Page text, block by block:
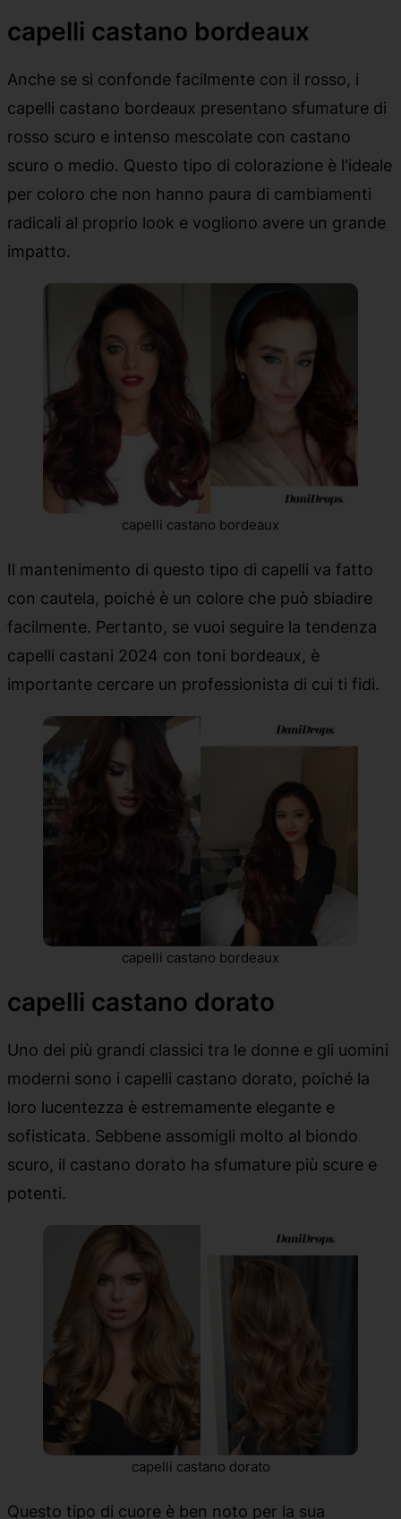
capelli castano bordeaux
Anche se si confonde facilmente con il rosso, i
capelli castano bordeaux presentano sfumature di
rosso scuro e intenso mescolate con castano
scuro o medio. Questo tipo di colorazione è l'ideale
per coloro che non hanno paura di cambiamenti
radicali al proprio look e vogliono avere un grande
impatto.
capelli castano bordeaux
Il mantenimento di questo tipo di capelli va fatto
con cautela, poiché è un colore che può sbiadire
facilmente. Pertanto, se vuoi seguire la tendenza
capelli castani 2024 con toni bordeaux, è
importante cercare un professionista di cui ti fidi.
capelli castano bordeaux
capelli castano dorato
Uno dei più grandi classici tra le donne e gli uomini
moderni sono i capelli castano dorato, poiché la
loro lucentezza è estremamente elegante e
sofisticata. Sebbene assomigli molto al biondo
scuro, il castano dorato ha sfumature più scure e
potenti.
capelli castano dorato
Questo tipo di cuore è ben noto per la sua